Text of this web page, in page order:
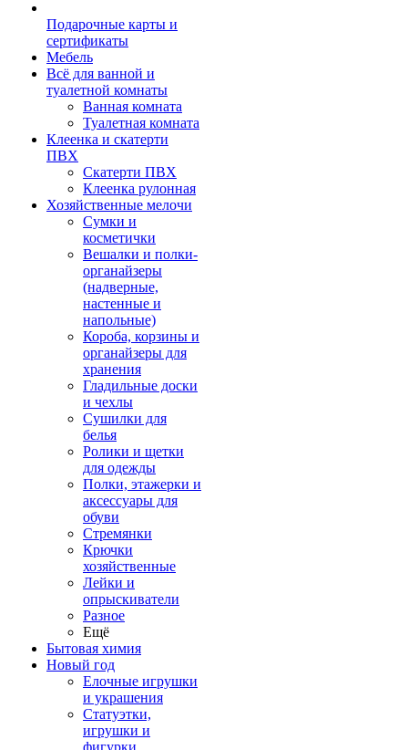
Подарочные карты и
сертификаты
Мебель
Всё для ванной и
туалетной комнаты
Ванная комната
Туалетная комната
Клеенка и скатерти
ПВХ
Скатерти ПВХ
Клеенка рулонная
Хозяйственные мелочи
Сумки и
косметички
Вешалки и полки-
органайзеры
(надверные,
настенные и
напольные)
Короба, корзины и
органайзеры для
хранения
Гладильные доски
и чехлы
Сушилки для
белья
Ролики и щетки
для одежды
Полки, этажерки и
аксессуары для
обуви
Стремянки
Крючки
хозяйственные
Лейки и
опрыскиватели
Разное
Ещё
Бытовая химия
Новый год
Елочные игрушки
и украшения
Статуэтки,
игрушки и
фигурки